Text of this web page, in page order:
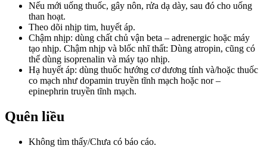
Nếu mới uống thuốc, gây nôn, rửa dạ dày, sau đó cho uống
than hoạt.
Theo dõi nhịp tim, huyết áp.
Chậm nhịp: dùng chất chủ vận beta – adrenergic hoặc máy
tạo nhịp. Chậm nhịp và blốc nhĩ thất: Dùng atropin, cũng có
thể dùng isoprenalin và máy tạo nhịp.
Hạ huyết áp: dùng thuốc hướng cơ dương tính và/hoặc thuốc
co mạch như dopamin truyền tĩnh mạch hoặc nor –
epinephrin truyền tĩnh mạch.
Quên liều
Không tìm thấy/Chưa có báo cáo.